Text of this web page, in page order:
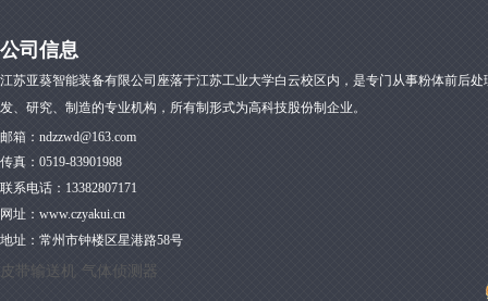
皮带输送机 气体侦测器
邮箱： ndzzwd@163.com
传真： 0519-83901988
联系电话：13382807171
网址： www.czyakui.cn
地址： 常州市钟楼区星港路58号
江苏亚葵智能装备有限公司座落于江苏工业大学白云校区内，是专门从事粉体前后处
发、研究、制造的专业机构，所有制形式为高科技股份制企业。
公司信息